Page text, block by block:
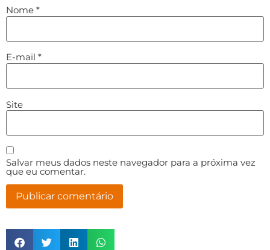
Nome *
E-mail *
Site
Salvar meus dados neste navegador para a próxima vez
que eu comentar.